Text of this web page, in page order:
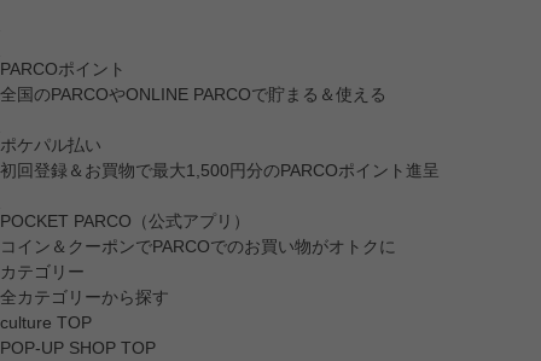
PARCOポイント
全国のPARCOやONLINE PARCOで貯まる＆使える
ポケパル払い
初回登録＆お買物で最大1,500円分のPARCOポイント進呈
POCKET PARCO（公式アプリ）
コイン＆クーポンでPARCOでのお買い物がオトクに
カテゴリー
全カテゴリーから探す
culture TOP
POP-UP SHOP TOP